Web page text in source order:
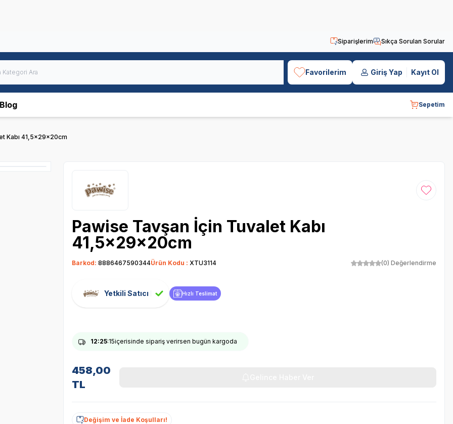
Siparişlerim Sıkça Sorulan Sorular
Favorilerim Giriş Yap Kayıt Ol
Blog Sepetim
Kabı 41,5x29x20cm
Favoriye
Pawise Tavşan İçin Tuvalet Kabı
41,5x29x20cm
Barkod: 8886467590344Ürün Kodu : XTU3114 (0) Değerlendirme
Yetkili Satıcı Hızlı Teslimat
12:25:14içerisinde sipariş verirsen bugün kargoda
458,00
TL
Değişim ve İade Koşulları!